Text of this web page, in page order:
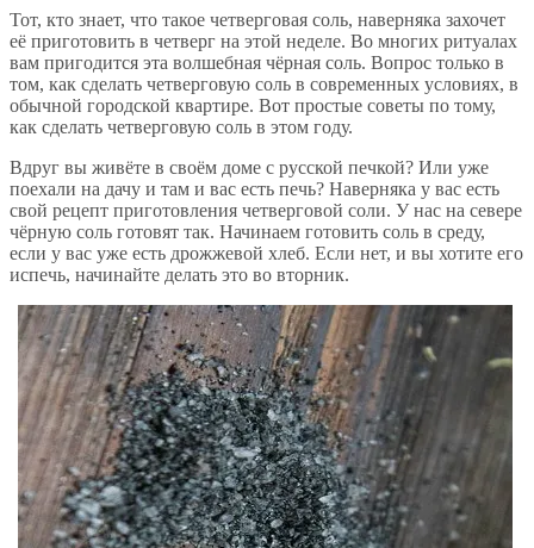
Тот, кто знает, что такое четверговая соль, наверняка захочет
её приготовить в четверг на этой неделе. Во многих ритуалах
вам пригодится эта волшебная чёрная соль. Вопрос только в
том, как сделать четверговую соль в современных условиях, в
обычной городской квартире. Вот простые советы по тому,
как сделать четверговую соль в этом году.
Вдруг вы живёте в своём доме с русской печкой? Или уже
поехали на дачу и там и вас есть печь? Наверняка у вас есть
свой рецепт приготовления четверговой соли. У нас на севере
чёрную соль готовят так. Начинаем готовить соль в среду,
если у вас уже есть дрожжевой хлеб. Если нет, и вы хотите его
испечь, начинайте делать это во вторник.